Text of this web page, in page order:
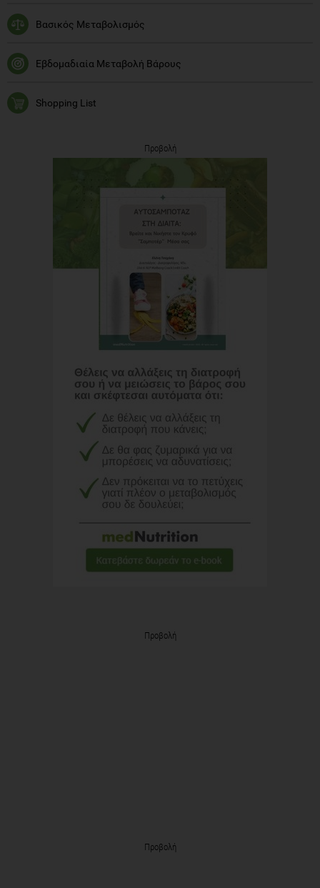
Βασικός Μεταβολισμός
Εβδομαδιαία Μεταβολή Βάρους
Shopping List
Προβολή
Προβολή
Προβολή